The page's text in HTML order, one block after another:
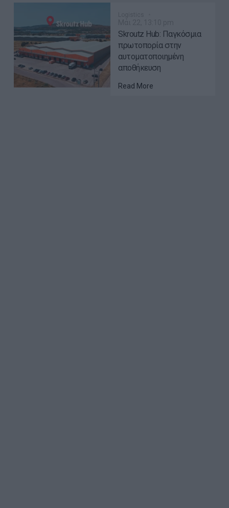
Skroutz Hub: Παγκόσμια
πρωτοπορία στην
αυτοματοποιημένη
αποθήκευση
Read More